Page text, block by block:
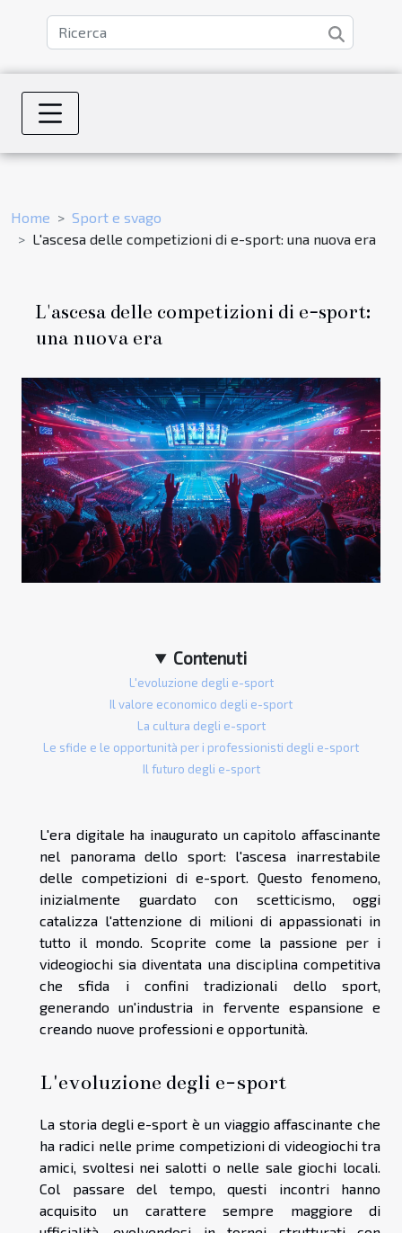
Home
Sport e svago
L'ascesa delle competizioni di e-sport: una nuova era
L'ascesa delle competizioni di e-sport:
una nuova era
Contenuti
L'evoluzione degli e-sport
Il valore economico degli e-sport
La cultura degli e-sport
Le sfide e le opportunità per i professionisti degli e-sport
Il futuro degli e-sport
L'era digitale ha inaugurato un capitolo affascinante
nel panorama dello sport: l'ascesa inarrestabile
delle competizioni di e-sport. Questo fenomeno,
inizialmente guardato con scetticismo, oggi
catalizza l'attenzione di milioni di appassionati in
tutto il mondo. Scoprite come la passione per i
videogiochi sia diventata una disciplina competitiva
che sfida i confini tradizionali dello sport,
generando un'industria in fervente espansione e
creando nuove professioni e opportunità.
L'evoluzione degli e-sport
La storia degli e-sport è un viaggio affascinante che
ha radici nelle prime competizioni di videogiochi tra
amici, svoltesi nei salotti o nelle sale giochi locali.
Col passare del tempo, questi incontri hanno
acquisito un carattere sempre maggiore di